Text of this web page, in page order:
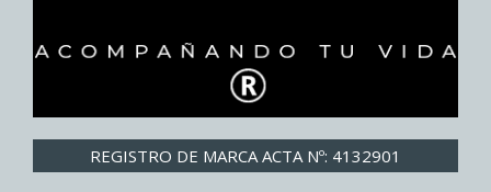
REGISTRO DE MARCA ACTA Nº: 4132901